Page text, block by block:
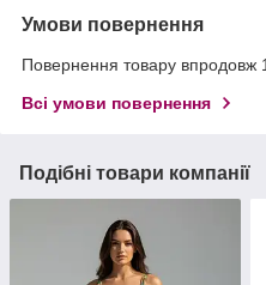
Умови повернення
Повернення товару впродовж
Всі умови повернення
Подібні товари компанії